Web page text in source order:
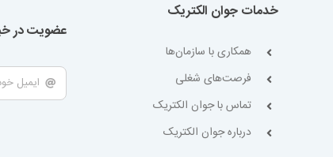
خدمات جوان الکتریک
همکاری با سازمان‌ها
فرصت‌های شغلی
تماس با جوان الکتریک
درباره جوان الکتریک
عضویت در